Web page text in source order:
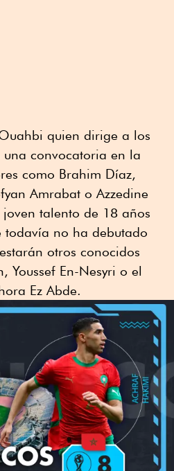
quien dirige a los
una convocatoria en la
como Brahim Díaz,
Amrabat o Azzedine
talento de 18 años
todavía no ha debutado
otros conocidos
Youssef En-Nesyri o el
Ez Abde.